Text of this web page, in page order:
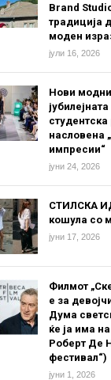
18, 2020 at
Brand
традиција
моден
јули 16, 2026
Нови
насловена
импресии“
јуни 24, 2026
СТИЛСКА
кошула со
јуни 17, 2026
Филмот
е за
Дума
ќе ја има
Роберт Де
фестивал“)
јуни 1, 2026